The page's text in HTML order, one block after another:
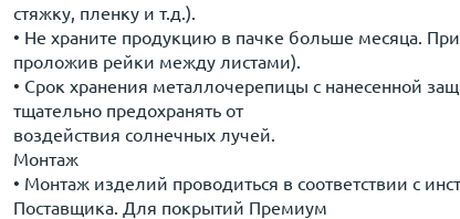
стяжку, пленку и т.д.).
• Не храните продукцию в пачке больше месяца.
проложив рейки между листами).
• Срок хранения металлочерепицы с нанесенной
тщательно предохранять от
воздействия солнечных лучей.
Монтаж
• Монтаж изделий проводиться в соответствии с
Поставщика. Для покрытий Премиум